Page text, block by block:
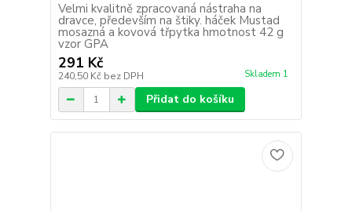
Velmi kvalitně zpracovaná nástraha na
dravce, především na štiky. háček Mustad
mosazná a kovová třpytka hmotnost 42 g
vzor GPA
291 Kč
240,50 Kč bez DPH Skladem 1
Přidat do košíku